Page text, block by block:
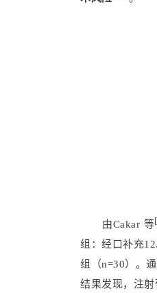
由Cakar 等
组：经口补充
组（n=30）。
结果发现，注